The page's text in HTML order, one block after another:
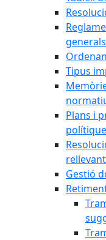
generals
Tipus
Plans i
Gestió